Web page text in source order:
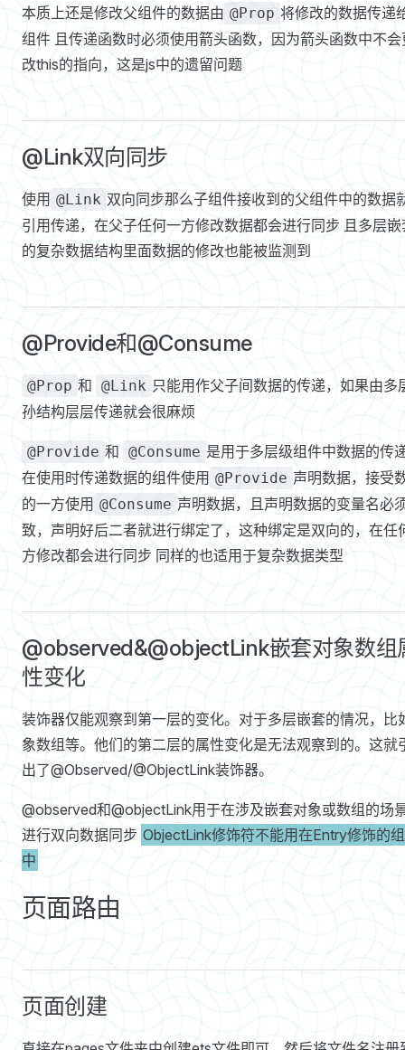
  build() {
    Column(){
      Text(`父组件${this.fCar}`)
        .fontSize(30)
        .backgroundColor(Color.Blue)
        sCar:this.fCar,
        change:()=>{
          this.fCar='MayBach'
        }
      })
        .backgroundColor(Color.Pink)
    }
    .backgroundColor(Color.Orange)
本质上还是修改父组件的数据由 @Prop 将修改的数据传递
组件 且传递函数时必须使用箭头函数，因为箭头函数中不会
改this的指向，这是js中的遗留问题
@Link双向同步
使用 @Link 双向同步那么子组件接收到的父组件中的数据
引用传递，在父子任何一方修改数据都会进行同步 且多层嵌
的复杂数据结构里面数据的修改也能被监测到
@Provide和@Consume
@Prop 和 @Link 只能用作父子间数据的传递，如果由多
孙结构层层传递就会很麻烦
@Provide 和 @Consume 是用于多层级组件中数据的传
在使用时传递数据的组件使用 @Provide 声明数据，接受
的一方使用 @Consume 声明数据，且声明数据的变量名必
致，声明好后二者就进行绑定了，这种绑定是双向的，在任
方修改都会进行同步 同样的也适用于复杂数据类型
@observed&@objectLink嵌套对象数组
性变化
装饰器仅能观察到第一层的变化。对于多层嵌套的情况，比
象数组等。他们的第二层的属性变化是无法观察到的。这就
出了@Observed/@ObjectLink装饰器。
@observed和@objectLink用于在涉及嵌套对象或数组的场
进行双向数据同步 ObjectLink修饰符不能用在Entry修饰的
中
页面路由
页面创建